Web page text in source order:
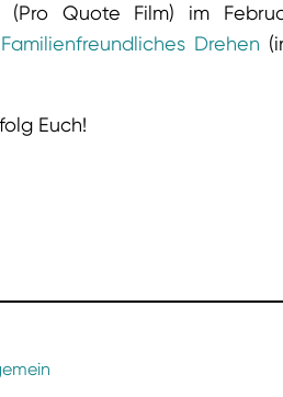
(Pro Quote Film) im
Drehen
Euch!